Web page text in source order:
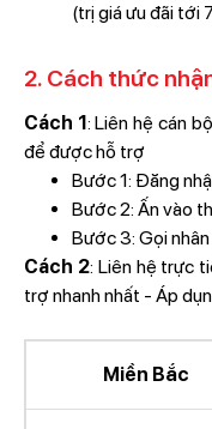
(trị giá ưu đãi tới
2. Cách thức
Cách 1: Liên hệ cán
để được hỗ trợ
Bước 1: Đăng
Bước 2: Ấn vào
Bước 3: Gọi
Cách 2: Liên hệ trực
trợ nhanh nhất - Áp
Miền Bắc